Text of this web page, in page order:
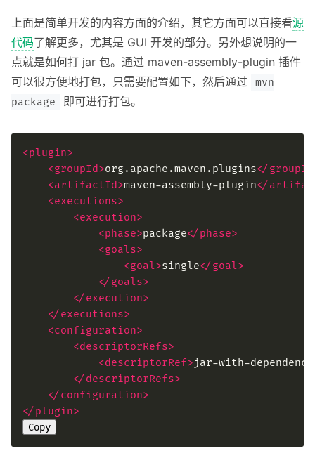
上面是简单开发的内容方面的介绍，其它方面可以直接看源
代码了解更多，尤其是 GUI 开发的部分。另外想说明的一
点就是如何打 jar 包。通过 maven-assembly-plugin 插件
可以很方便地打包，只需要配置如下，然后通过
mvn
package
即可进行打包。
<plugin>
<groupId>org.apache.maven.plugins</
<artifactId>maven-assembly-plugin</
<executions>
<execution>
<phase>package</phase>
<goals>
<goal>single</goal>
</goals>
</execution>
</executions>
<configuration>
<descriptorRefs>
<descriptorRef>jar-with-
</descriptorRefs>
</configuration>
</plugin>
Copy